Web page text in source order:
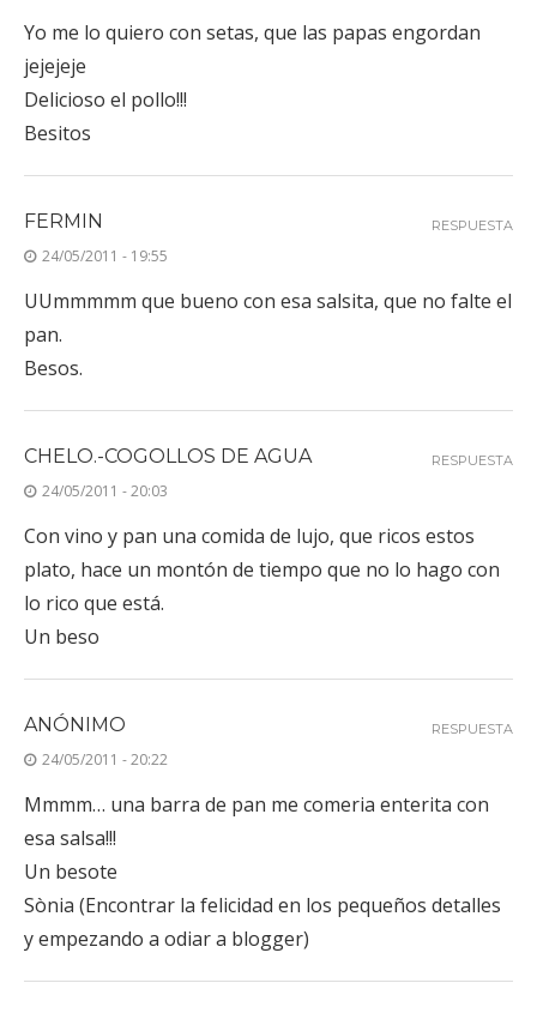
Yo me lo quiero con setas, que las papas engordan
jejejeje
Delicioso el pollo!!!
Besitos
FERMIN
24/05/2011 - 19:55
UUmmmmm que bueno con esa salsita, que no falte el
pan.
Besos.
RESPUESTA
CHELO.-COGOLLOS DE AGUA
24/05/2011 - 20:03
Con vino y pan una comida de lujo, que ricos estos
plato, hace un montón de tiempo que no lo hago con
lo rico que está.
Un beso
RESPUESTA
ANÓNIMO
24/05/2011 - 20:22
Mmmm… una barra de pan me comeria enterita con
esa salsa!!!
Un besote
Sònia (Encontrar la felicidad en los pequeños detalles
y empezando a odiar a blogger)
RESPUESTA